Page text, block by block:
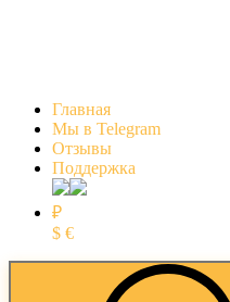
Главная
Мы в Telegram
Отзывы
Поддержка
₽
$ €